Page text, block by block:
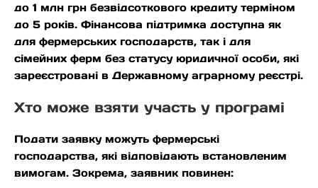
до 1 млн грн безвідсоткового кредиту терміном
до 5 років. Фінансова підтримка доступна як
для фермерських господарств, так і для
сімейних ферм без статусу юридичної особи, які
зареєстровані в Державному аграрному реєстрі.
Хто може взяти участь у програмі
Подати заявку можуть фермерські
господарства, які відповідають встановленим
вимогам. Зокрема, заявник повинен: